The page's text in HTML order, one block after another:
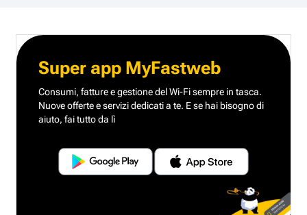
Super app MyFastweb
Consumi, fatture e gestione del Wi-Fi sempre in tasca.
Nuove offerte e servizi dedicati a te. E se hai bisogno di
aiuto, fai tutto da lì